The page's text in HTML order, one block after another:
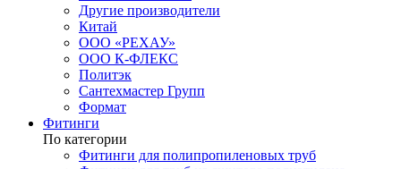
Другие производители
Китай
ООО «РЕХАУ»
ООО К-ФЛЕКС
Политэк
Сантехмастер Групп
Формат
Фитинги
По категории
Фитинги для полипропиленовых труб